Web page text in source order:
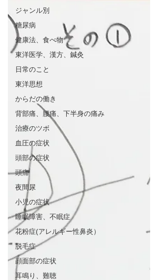
ジャンル別
糖尿病
健康法、食べ物
東洋医学、漢方、鍼灸
日常のこと
東洋思想
からだの働き
背部痛、腰痛、下半身の痛み
治療のツボ
血圧の症状
頭部の症状
頭痛
夜間尿
小児の症状
睡眠障害、不眠症
花粉症(アレルギー性鼻炎）
脱毛症
顔面部の症状
耳鳴り、難聴